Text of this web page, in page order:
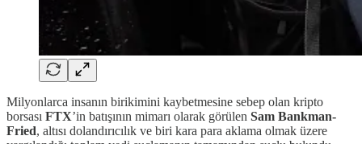
Milyonlarca insanın birikimini kaybetmesine sebep olan kripto
borsası FTX’in batışının mimarı olarak görülen Sam Bankman-
Fried, altısı dolandırıcılık ve biri kara para aklama olmak üzere